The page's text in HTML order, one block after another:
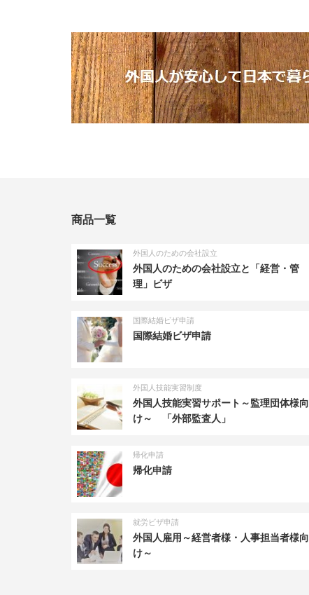
商品一覧
外国人のための会社設立
外国人のための会社設立と「経営・管
理」ビザ
国際結婚ビザ申請
国際結婚ビザ申請
外国人技能実習制度
外国人技能実習サポート～監理団体様向
け～ 「外部監査人」
帰化申請
帰化申請
就労ビザ申請
外国人雇用～経営者様・人事担当者様向
け～